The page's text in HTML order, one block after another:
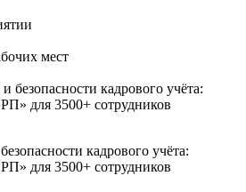
мест
кадрового учёта:
для 3500+ сотрудников